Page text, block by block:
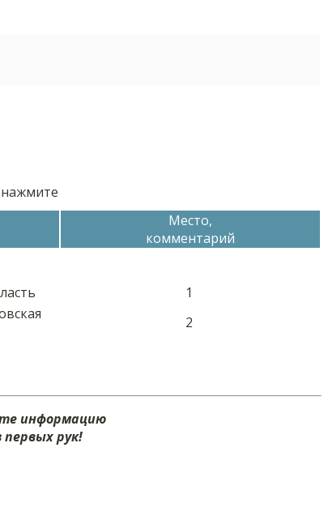
нажмите
Место,
комментарий
1
2
информацию
первых рук!